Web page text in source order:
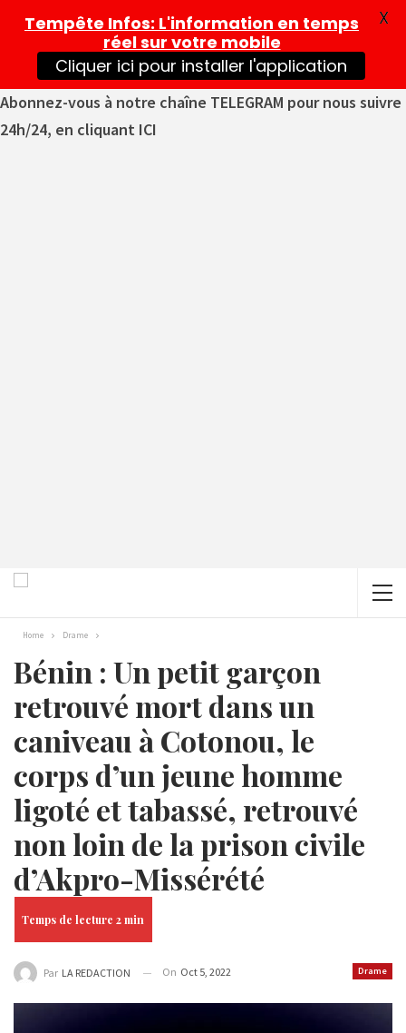
Abonnez-vous à notre chaîne TELEGRAM pour nous suivre
24h/24, en cliquant ICI
Home Drame
Bénin : Un petit garçon
retrouvé mort dans un
caniveau à Cotonou, le
corps d’un jeune homme
ligoté et tabassé, retrouvé
non loin de la prison civile
d’Akpro-Missérété
Drame
Par LA REDACTION On Oct 5, 2022
Tempête Infos: L'information en temps
réel sur votre mobile
Cliquer ici pour installer l'application
X